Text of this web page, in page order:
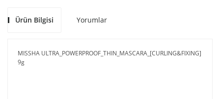
Ürün Bilgisi Yorumlar
MISSHA ULTRA_POWERPROOF_THIN_MASCARA_[CURLING&FIXING]
9g